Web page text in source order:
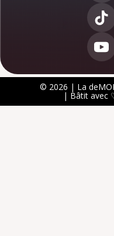
© 2026 | La
| Bâtit avec